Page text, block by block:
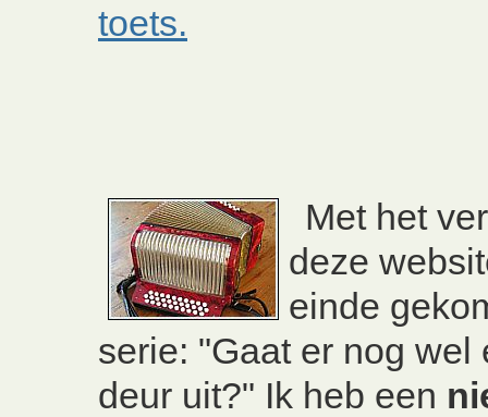
toets.
Met het
deze
einde
serie: "Gaat er nog wel
deur uit?" Ik heb een